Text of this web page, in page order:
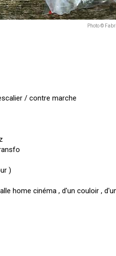
Photo ©
/ contre marche
)
home cinéma , d'un couloir ,